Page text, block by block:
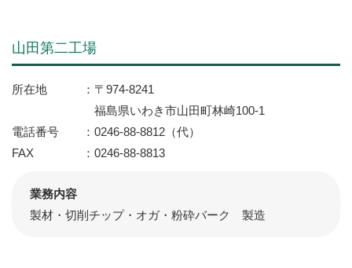
山田第二工場
所在地
〒974-8241
福島県いわき市山田町林崎100-1
電話番号
0246-88-8812（代）
FAX
0246-88-8813
業務内容
製材・切削チップ・オガ・粉砕バーク 製造